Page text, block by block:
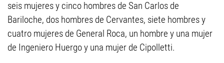
seis mujeres y cinco hombres de San Carlos de
Bariloche, dos hombres de Cervantes, siete hombres y
cuatro mujeres de General Roca, un hombre y una mujer
de Ingeniero Huergo y una mujer de Cipolletti.